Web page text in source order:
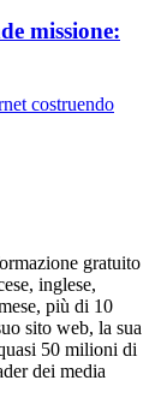
missione:
costruendo
gratuito
inglese,
più di 10
sito web, la sua
50 milioni di
dei media